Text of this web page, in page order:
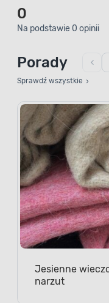
0
Na podstawie 0 opinii
Porady
Sprawdź wszystkie
Jesienne
narzut